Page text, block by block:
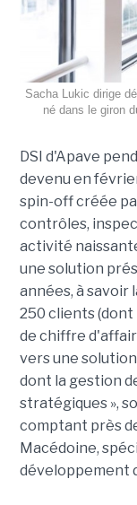
Sacha Lukic dirige
né dans le giron
DSI d'Apave
devenu en
spin-off créée
contrôles,
activité
une solution
années, à savoir
250 clients (dont
de chiffre
vers une
dont la gestion
stratégiques »,
comptant près
Macédoine,
développement